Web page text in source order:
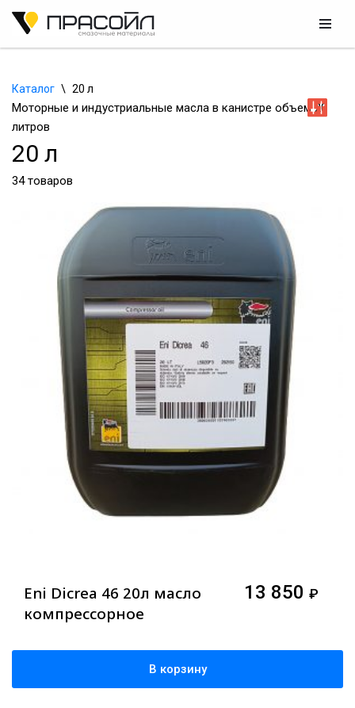
содержимому
Каталог \ 20 л
Моторные и индустриальные масла в канистре объем 20
литров
20 л
34 товаров
Eni Dicrea 46 20л масло
компрессорное
13 850 ₽
В корзину